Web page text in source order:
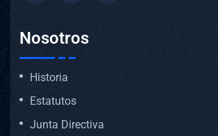
Nosotros
Historia
Estatutos
Junta Directiva